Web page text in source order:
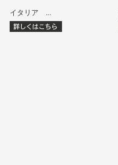
イタリア ...